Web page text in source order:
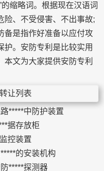
关于我们
缩略词。根据现在汉语词
险、不受侵害、不出事故;
备是指作好准备以应付攻
护。安防专利是比较实用
文为大家提供安防专利
*****中防护装置
据存放柜
控装置
的安装机构
*****探测器